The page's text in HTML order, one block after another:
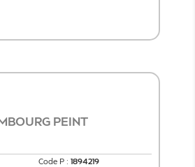
PEINT
Code P : 1894219